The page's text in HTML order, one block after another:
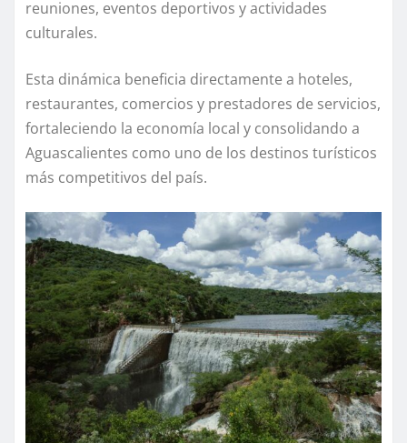
reuniones, eventos deportivos y actividades
culturales.
Esta dinámica beneficia directamente a hoteles,
restaurantes, comercios y prestadores de servicios,
fortaleciendo la economía local y consolidando a
Aguascalientes como uno de los destinos turísticos
más competitivos del país.